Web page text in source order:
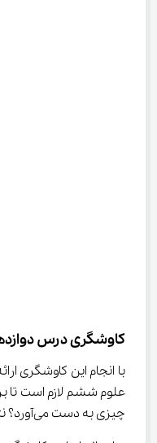
کاوشگری درس
با انجام این کاوشگری
چیزی به دست می‌آورد؟ نتیجه‌ی کار قارچ چیست؟